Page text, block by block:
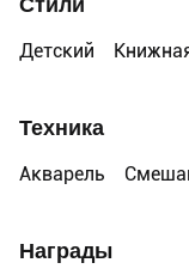
Детский
Техника
Акварель
Награды